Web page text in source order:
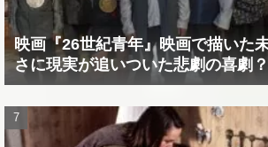
映画『26世紀青年』映画で描いた
さに現実が追いついた悲劇の喜劇？